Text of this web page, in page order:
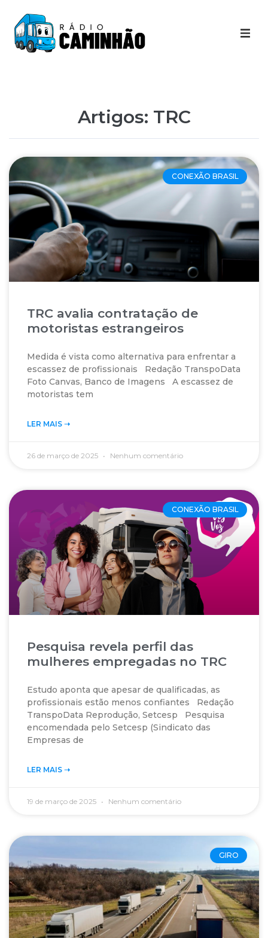
Galeria de Fotos
Agenda
Artigos: TRC
CONEXÃO BRASIL
TRC avalia contratação de
motoristas estrangeiros
Medida é vista como alternativa para enfrentar a
escassez de profissionais Redação TranspoData
Foto Canvas, Banco de Imagens A escassez de
motoristas tem
LER MAIS ➝‬
26 de março de 2025 Nenhum comentário
CONEXÃO BRASIL
Pesquisa revela perfil das
mulheres empregadas no TRC
Estudo aponta que apesar de qualificadas, as
profissionais estão menos confiantes Redação
TranspoData Reprodução, Setcesp Pesquisa
encomendada pelo Setcesp (Sindicato das
Empresas de
LER MAIS ➝‬
19 de março de 2025 Nenhum comentário
GIRO